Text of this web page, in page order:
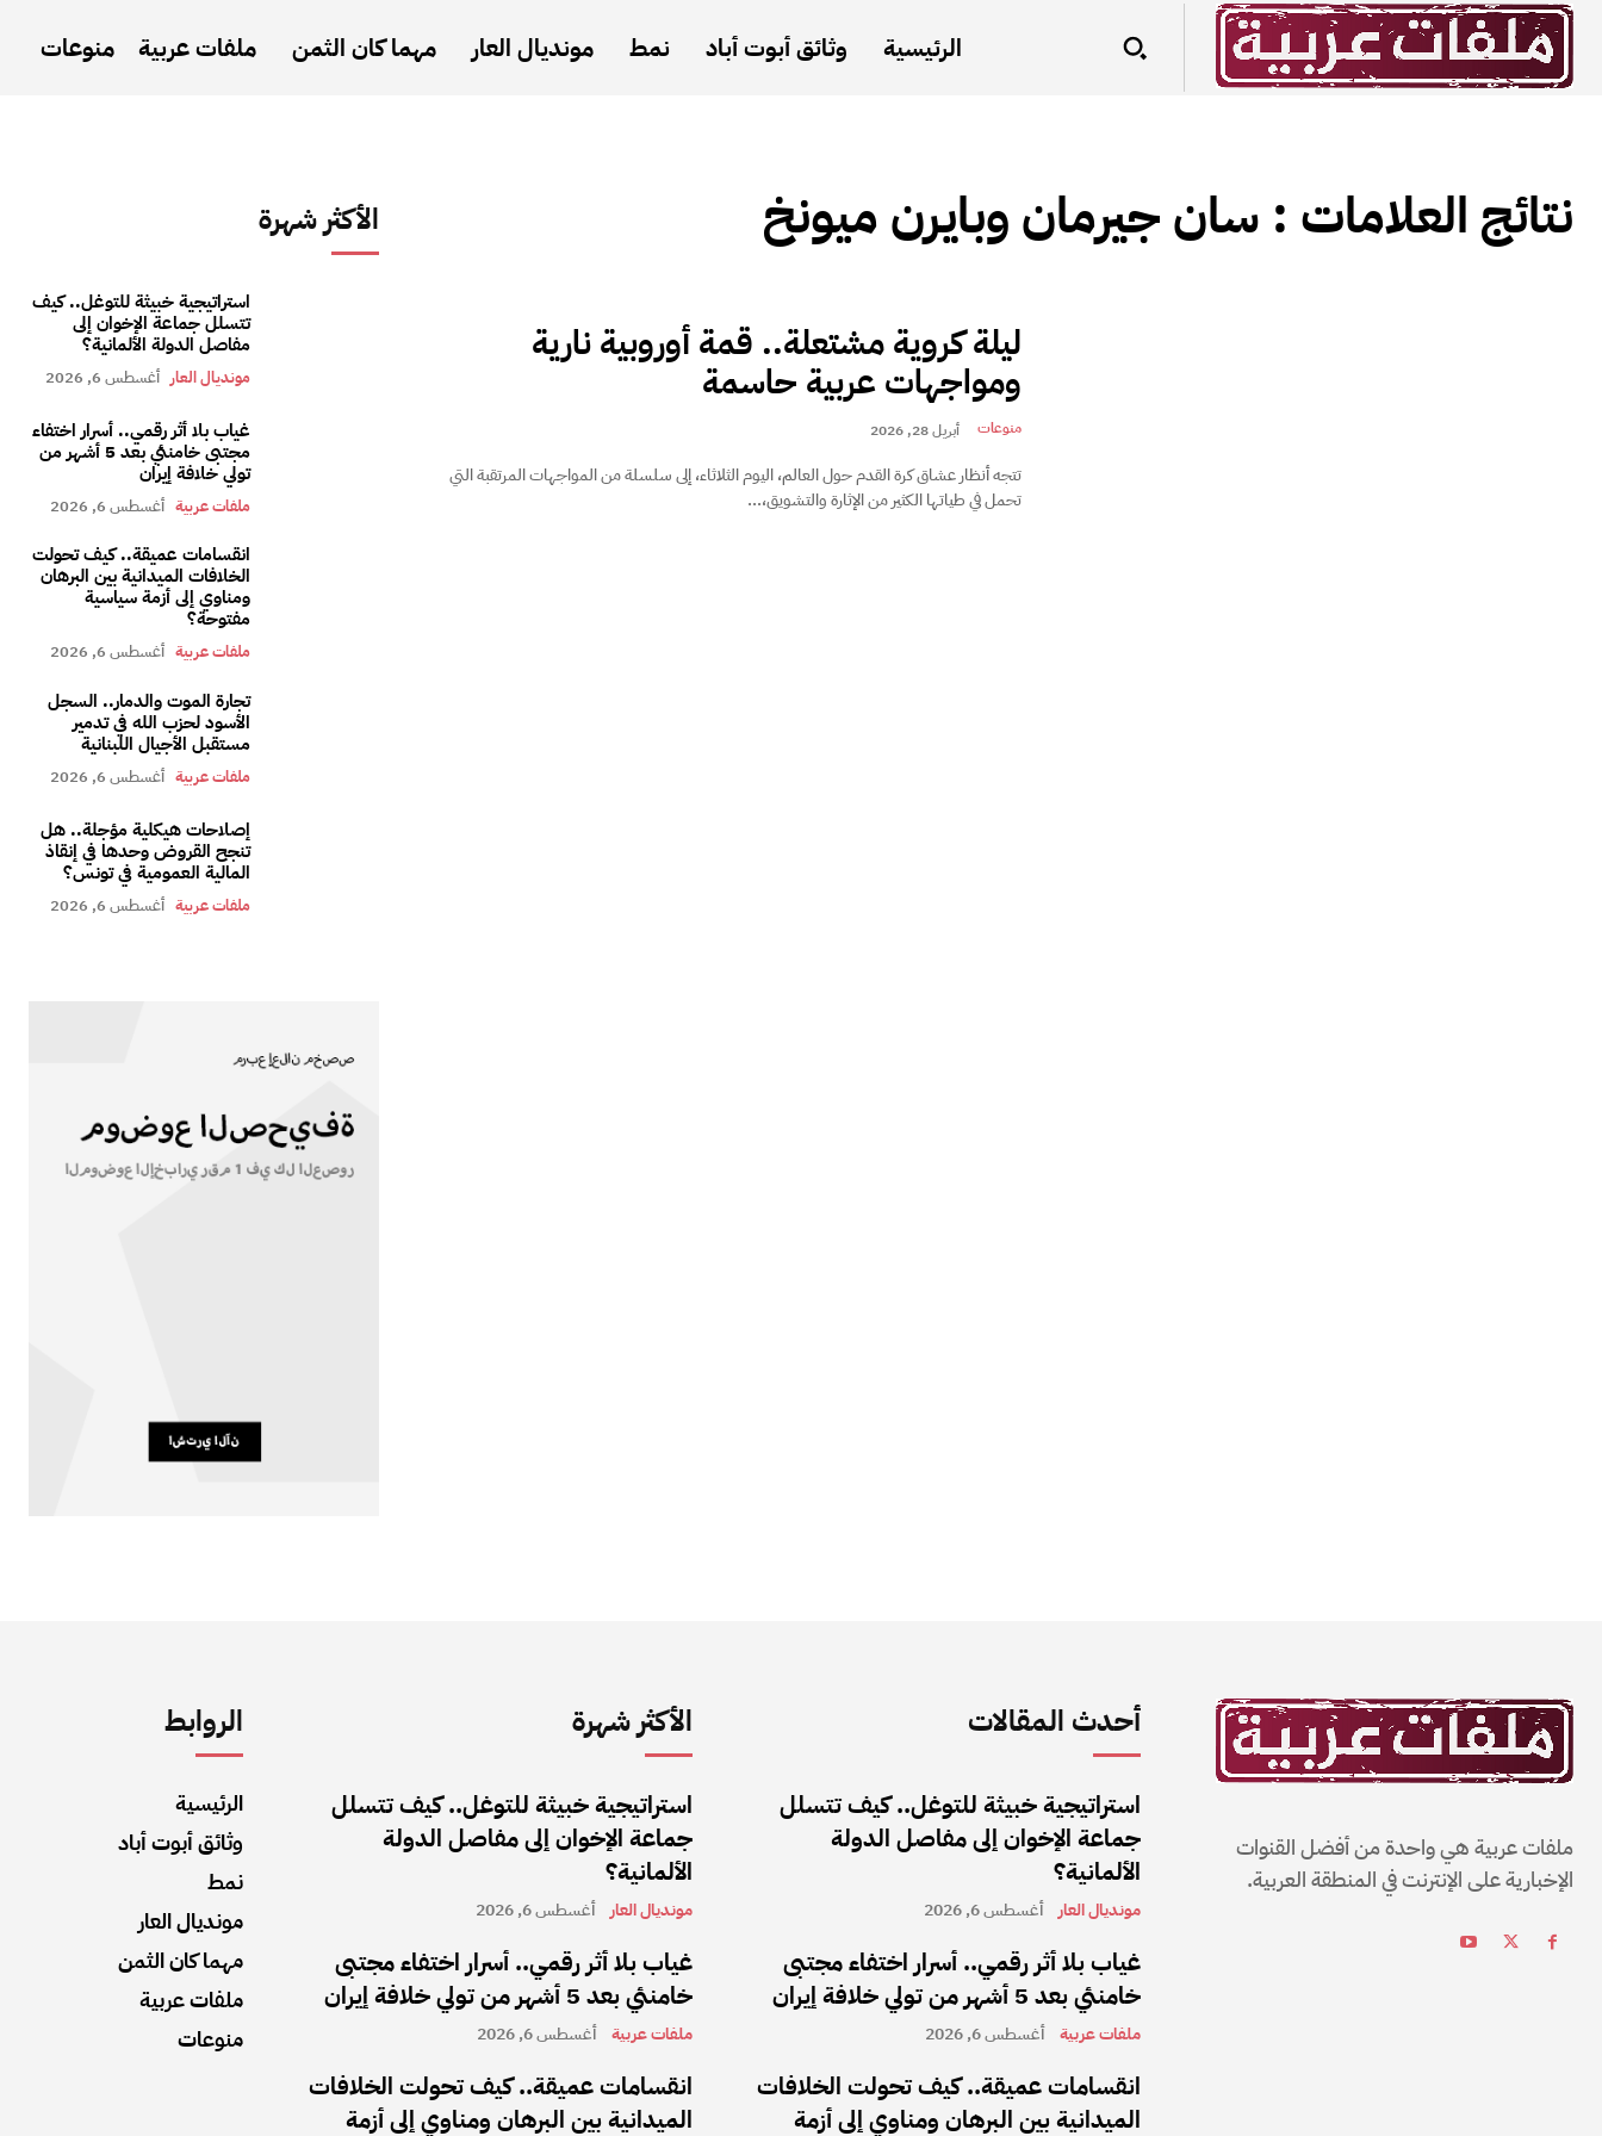
الرئيسية وثائق أبوت أباد نمط مونديال العار مهما كان الثمن ملفات عربية منوعات
الأكثر شهرة
استراتيجية خبيثة للتوغل.. كيف
تتسلل جماعة الإخوان إلى
مفاصل الدولة الألمانية؟
مونديال العار أغسطس 6, 2026
غياب بلا أثر رقمي.. أسرار اختفاء
مجتبى خامنئي بعد 5 أشهر من
تولي خلافة إيران
ملفات عربية أغسطس 6, 2026
انقسامات عميقة.. كيف تحولت
الخلافات الميدانية بين البرهان
ومناوي إلى أزمة سياسية
مفتوحة؟
ملفات عربية أغسطس 6, 2026
تجارة الموت والدمار.. السجل
الأسود لحزب الله في تدمير
مستقبل الأجيال اللبنانية
ملفات عربية أغسطس 6, 2026
إصلاحات هيكلية مؤجلة.. هل
تنجح القروض وحدها في إنقاذ
المالية العمومية في تونس؟
ملفات عربية أغسطس 6, 2026
نتائج العلامات : سان جيرمان وبايرن ميونخ
ليلة كروية مشتعلة.. قمة أوروبية نارية
ومواجهات عربية حاسمة
منوعات أبريل 28, 2026
تتجه أنظار عشاق كرة القدم حول العالم، اليوم الثلاثاء، إلى سلسلة من المواجهات المرتقبة التي
تحمل في طياتها الكثير من الإثارة والتشويق،...
الروابط
الرئيسية
وثائق أبوت أباد
نمط
مونديال العار
مهما كان الثمن
ملفات عربية
منوعات
الأكثر شهرة
استراتيجية خبيثة للتوغل.. كيف تتسلل
جماعة الإخوان إلى مفاصل الدولة
الألمانية؟
مونديال العار أغسطس 6, 2026
غياب بلا أثر رقمي.. أسرار اختفاء مجتبى
خامنئي بعد 5 أشهر من تولي خلافة إيران
ملفات عربية أغسطس 6, 2026
انقسامات عميقة.. كيف تحولت الخلافات
الميدانية بين البرهان ومناوي إلى أزمة
أحدث المقالات
استراتيجية خبيثة للتوغل.. كيف تتسلل
جماعة الإخوان إلى مفاصل الدولة
الألمانية؟
مونديال العار أغسطس 6, 2026
غياب بلا أثر رقمي.. أسرار اختفاء مجتبى
خامنئي بعد 5 أشهر من تولي خلافة إيران
ملفات عربية أغسطس 6, 2026
انقسامات عميقة.. كيف تحولت الخلافات
الميدانية بين البرهان ومناوي إلى أزمة
ملفات عربية هي واحدة من أفضل القنوات
الإخبارية على الإنترنت في المنطقة العربية.